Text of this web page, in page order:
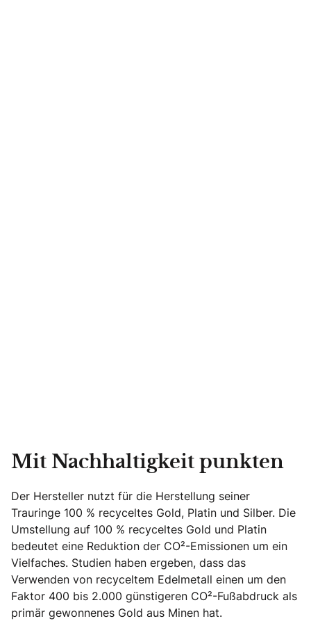
Mit Nachhaltigkeit punkten
Der Hersteller nutzt für die Herstellung seiner
Trauringe 100 % recyceltes Gold, Platin und Silber. Die
Umstellung auf 100 % recyceltes Gold und Platin
bedeutet eine Reduktion der CO²-Emissionen um ein
Vielfaches. Studien haben ergeben, dass das
Verwenden von recyceltem Edelmetall einen um den
Faktor 400 bis 2.000 günstigeren CO²-Fußabdruck als
primär gewonnenes Gold aus Minen hat.